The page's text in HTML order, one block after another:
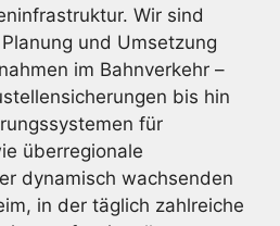
Wir sind
und Umsetzung
im Bahnverkehr –
bis hin
für
überregionale
dynamisch wachsenden
in der täglich zahlreiche